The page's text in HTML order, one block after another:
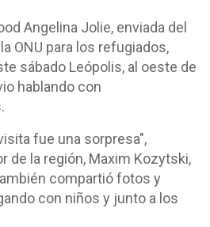
Angelina Jolie, enviada del
ONU para los refugiados,
sábado Leópolis, al oeste de
hablando con
fue una sorpresa",
de la región, Maxim Kozytski,
compartió fotos y
con niños y junto a los